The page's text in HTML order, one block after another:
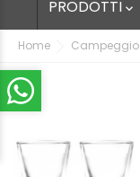
PRODOTTI 
Home Campeggio